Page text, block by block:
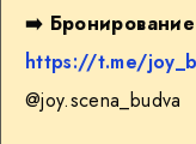
➡️
https://t.me/
@joy.scena_budva